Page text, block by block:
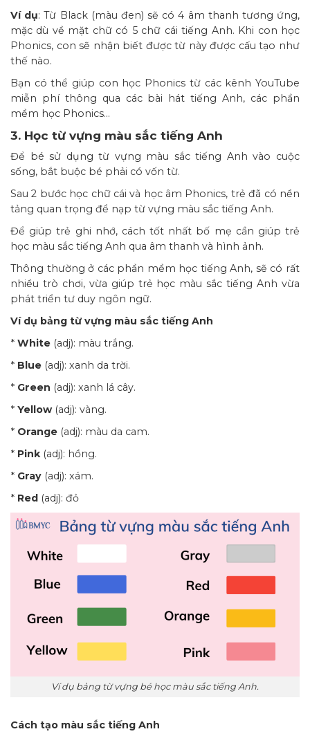
Ví dụ: Từ Black (màu đen) sẽ có 4 âm thanh tương ứng,
mặc dù về mặt chữ có 5 chữ cái tiếng Anh. Khi con học
Phonics, con sẽ nhận biết được từ này được cấu tạo như
thế nào.
Bạn có thể giúp con học Phonics từ các kênh YouTube
miễn phí thông qua các bài hát tiếng Anh, các phần
mềm học Phonics…
3. Học từ vựng màu sắc tiếng Anh
Để bé sử dụng từ vựng màu sắc tiếng Anh vào cuộc
sống, bắt buộc bé phải có vốn từ.
Sau 2 bước học chữ cái và học âm Phonics, trẻ đã có nền
tảng quan trọng để nạp từ vựng màu sắc tiếng Anh.
Để giúp trẻ ghi nhớ, cách tốt nhất bố mẹ cần giúp trẻ
học màu sắc tiếng Anh qua âm thanh và hình ảnh.
Thông thường ở các phần mềm học tiếng Anh, sẽ có rất
nhiều trò chơi, vừa giúp trẻ học màu sắc tiếng Anh vừa
phát triển tư duy ngôn ngữ.
Ví dụ bảng từ vựng màu sắc tiếng Anh
* White (adj): màu trắng.
* Blue (adj): xanh da trời.
* Green (adj): xanh lá cây.
* Yellow(adj): vàng.
* Orange (adj): màu da cam.
* Pink(adj): hồng.
* Gray (adj): xám.
* Red (adj): đỏ
Ví dụ bảng từ vựng bé học màu sắc tiếng Anh.
Cách tạo màu sắc tiếng Anh